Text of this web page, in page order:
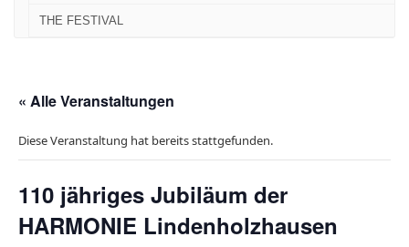
THE FESTIVAL
« Alle Veranstaltungen
Diese Veranstaltung hat bereits stattgefunden.
110 jähriges Jubiläum der
HARMONIE Lindenholzhausen